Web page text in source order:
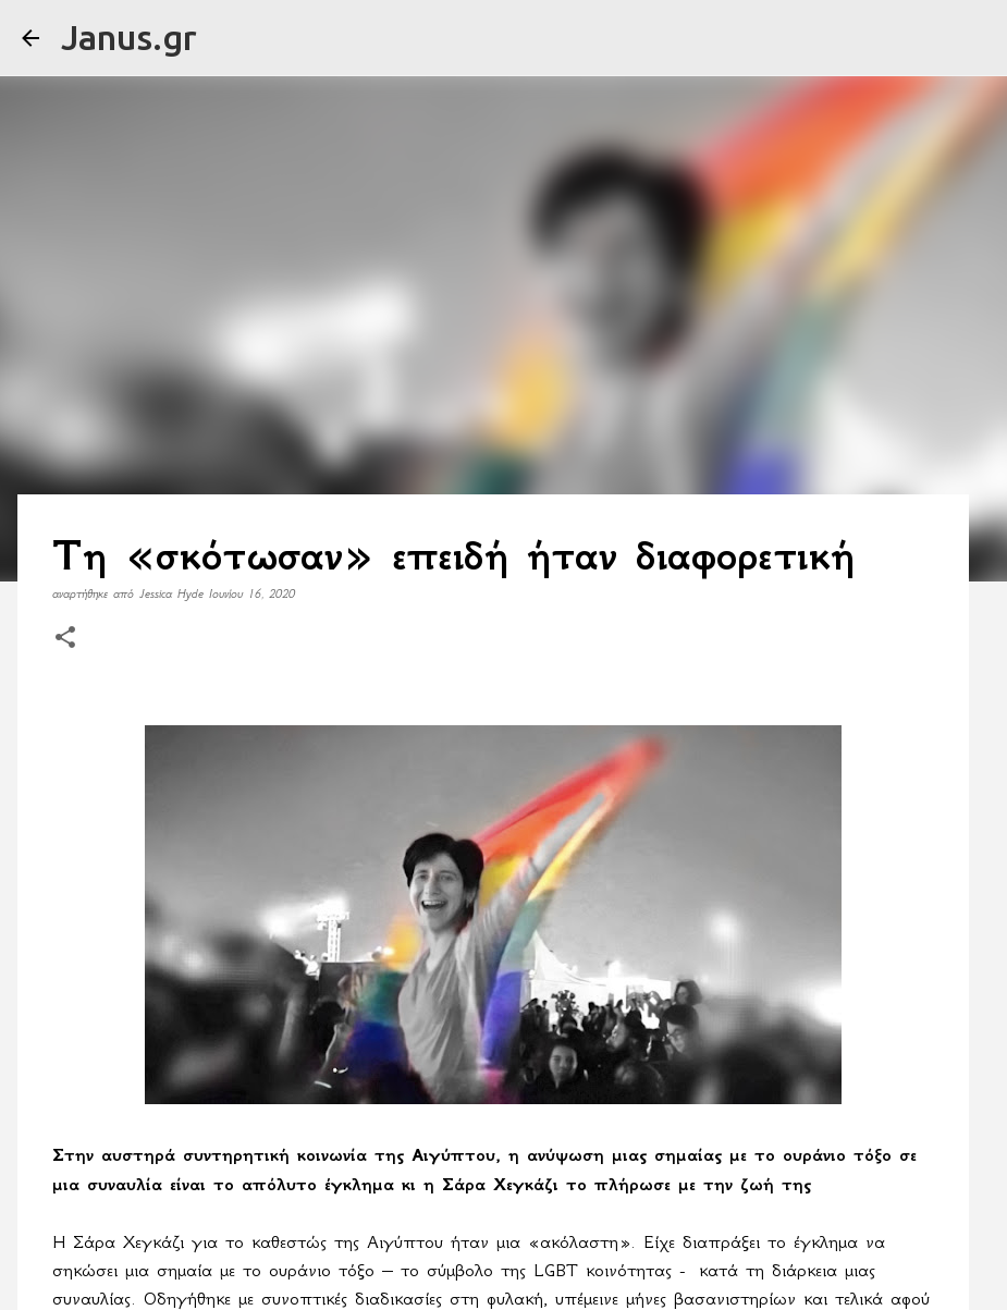
Janus.gr
Τη «σκότωσαν» επειδή ήταν διαφορετική
αναρτήθηκε από Jessica Hyde Ιουνίου 16, 2020
Στην αυστηρά συντηρητική κοινωνία της Αιγύπτου, η ανύψωση μιας σημαίας με το ουράνιο τόξο σε
μια συναυλία είναι το απόλυτο έγκλημα κι η Σάρα Χεγκάζι το πλήρωσε με την ζωή της
Η Σάρα Χεγκάζι για το καθεστώς της Αιγύπτου ήταν μια «ακόλαστη». Είχε διαπράξει το έγκλημα να
σηκώσει μια σημαία με το ουράνιο τόξο – το σύμβολο της LGBT κοινότητας -
κατά τη διάρκεια μιας
συναυλίας. Οδηγήθηκε με συνοπτικές διαδικασίες στη φυλακή, υπέμεινε μήνες βασανιστηρίων και τελικά αφού